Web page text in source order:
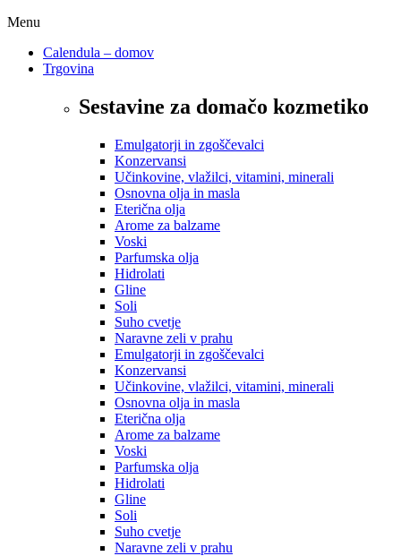
Menu
Calendula – domov
Trgovina
Sestavine za domačo kozmetiko
Emulgatorji in zgoščevalci
Konzervansi
Učinkovine, vlažilci, vitamini, minerali
Osnovna olja in masla
Eterična olja
Arome za balzame
Voski
Parfumska olja
Hidrolati
Gline
Soli
Suho cvetje
Naravne zeli v prahu
Emulgatorji in zgoščevalci
Konzervansi
Učinkovine, vlažilci, vitamini, minerali
Osnovna olja in masla
Eterična olja
Arome za balzame
Voski
Parfumska olja
Hidrolati
Gline
Soli
Suho cvetje
Naravne zeli v prahu